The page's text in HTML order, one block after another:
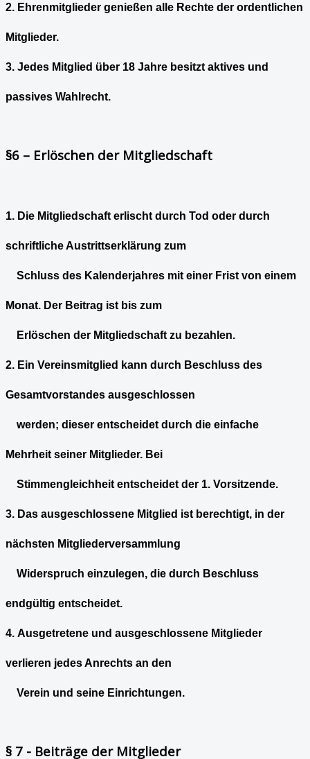
2. Ehrenmitglieder genießen alle Rechte der ordentlichen
Mitglieder.
3. Jedes Mitglied über 18 Jahre besitzt aktives und
passives Wahlrecht.
§6 – Erlöschen der Mitgliedschaft
1. Die Mitgliedschaft erlischt durch Tod oder durch
schriftliche Austrittserklärung zum
Schluss des Kalenderjahres mit einer Frist von einem
Monat. Der Beitrag ist bis zum
Erlöschen der Mitgliedschaft zu bezahlen.
2. Ein Vereinsmitglied kann durch Beschluss des
Gesamtvorstandes ausgeschlossen
werden; dieser entscheidet durch die einfache
Mehrheit seiner Mitglieder. Bei
Stimmengleichheit entscheidet der 1. Vorsitzende.
3. Das ausgeschlossene Mitglied ist berechtigt, in der
nächsten Mitgliederversammlung
Widerspruch einzulegen, die durch Beschluss
endgültig entscheidet.
4. Ausgetretene und ausgeschlossene Mitglieder
verlieren jedes Anrechts an den
Verein und seine Einrichtungen.
§ 7 - Beiträge der Mitglieder